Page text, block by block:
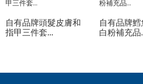
自有品牌頭髮皮膚和
指甲三件套...
自有品牌
白粉補充品